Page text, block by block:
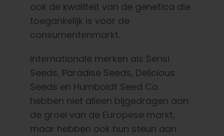
ook de kwaliteit van de genetica die
toegankelijk is voor de
consumentenmarkt.
Internationale merken als Sensi
Seeds, Paradise Seeds, Delicious
Seeds en Humboldt Seed Co.
hebben niet alleen bijgedragen aan
de groei van de Europese markt,
maar hebben ook hun steun aan